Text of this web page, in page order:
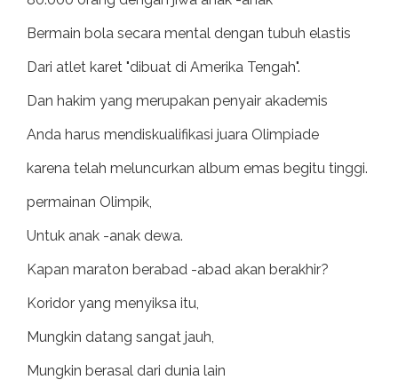
Bermain bola secara mental dengan tubuh elastis
Dari atlet karet "dibuat di Amerika Tengah".
Dan hakim yang merupakan penyair akademis
Anda harus mendiskualifikasi juara Olimpiade
karena telah meluncurkan album emas begitu tinggi.
permainan Olimpik,
Untuk anak -anak dewa.
Kapan maraton berabad -abad akan berakhir?
Koridor yang menyiksa itu,
Mungkin datang sangat jauh,
Mungkin berasal dari dunia lain